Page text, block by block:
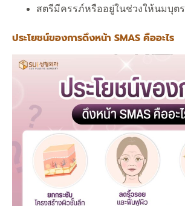
สตรีมีครรภ์หรืออยู่ในช่วงให้นมบุตร
ประโยชน์ของการดึงหน้า SMAS คืออะไร